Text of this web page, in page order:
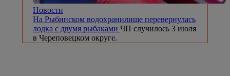
Новости
На Рыбинском водохранилище перевернулась
лодка с двумя рыбаками ЧП случилось 3 июля
в Череповецком округе.